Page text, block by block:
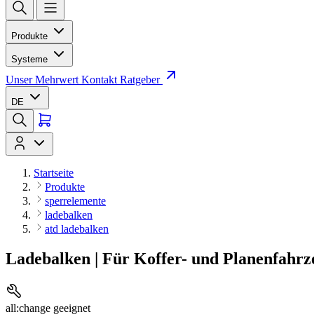
Produkte
Systeme
Unser Mehrwert Kontakt Ratgeber
DE
Startseite
Produkte
sperrelemente
ladebalken
atd ladebalken
Ladebalken | Für Koffer- und
all:change geeignet